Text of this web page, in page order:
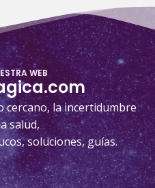
WEB
la incertidumbre
salud,
soluciones, guías.